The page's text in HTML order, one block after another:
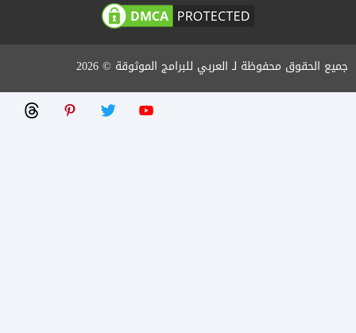
جميع الحقوق محفوظة لـ العربي للبرامج الموثوقة © 2026